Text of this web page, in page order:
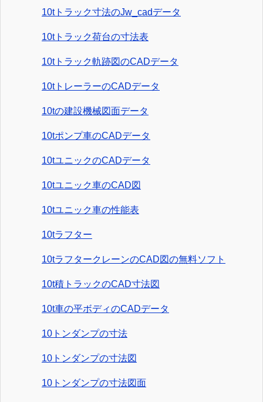
10tトラック寸法のJw_cadデータ
10tトラック荷台の寸法表
10tトラック軌跡図のCADデータ
10tトレーラーのCADデータ
10tの建設機械図面データ
10tポンプ車のCADデータ
10tユニックのCADデータ
10tユニック車のCAD図
10tユニック車の性能表
10tラフター
10tラフタークレーンのCAD図の無料ソフト
10t積トラックのCAD寸法図
10t車の平ボディのCADデータ
10トンダンプの寸法
10トンダンプの寸法図
10トンダンプの寸法図面